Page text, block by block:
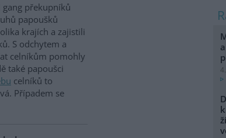
překupníků
papoušků
krajích a zajistili
S odchytem a
celníkům pomohly
také papoušci
celníků to
Případem se